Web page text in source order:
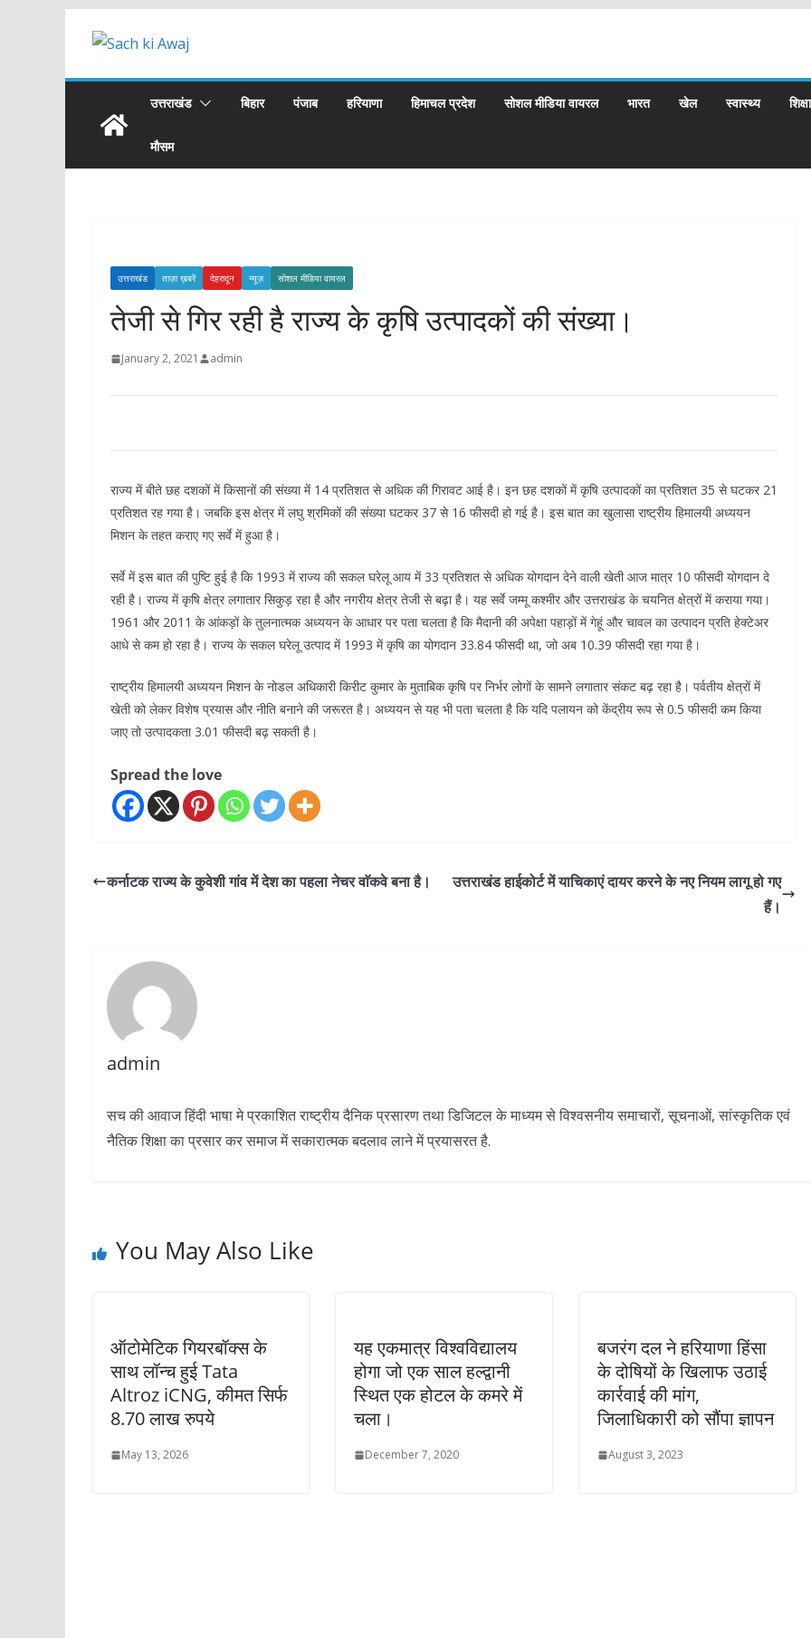
उत्तराखंड बिहार पंजाब हरियाणा हिमाचल प्रदेश सोशल मीडिया वायरल भारत खेल स्वास्थ्य शिक्षा
मौसम
उत्तराखंड ताज़ा ख़बरें देहरादून न्यूज़ सोशल मीडिया वायरल
तेजी से गिर रही है राज्य के कृषि उत्पादकों की संख्या।
January 2, 2021 admin
राज्य में बीते छह दशकों में किसानों की संख्या में 14 प्रतिशत से अधिक की गिरावट आई है। इन छह दशकों में कृषि उत्पादकों का प्रतिशत 35 से घटकर 21
प्रतिशत रह गया है। जबकि इस क्षेत्र में लघु श्रमिकों की संख्या घटकर 37 से 16 फीसदी हो गई है। इस बात का खुलासा राष्ट्रीय हिमालयी अध्ययन
मिशन के तहत कराए गए सर्वे में हुआ है।
सर्वे में इस बात की पुष्टि हुई है कि 1993 में राज्य की सकल घरेलू आय में 33 प्रतिशत से अधिक योगदान देने वाली खेती आज मात्र 10 फीसदी योगदान दे
रही है। राज्य में कृषि क्षेत्र लगातार सिकुड़ रहा है और नगरीय क्षेत्र तेजी से बढ़ा है। यह सर्वे जम्मू कश्मीर और उत्तराखंड के चयनित क्षेत्रों में कराया गया।
1961 और 2011 के आंकड़ों के तुलनात्मक अध्ययन के आधार पर पता चलता है कि मैदानी की अपेक्षा पहाड़ों में गेहूं और चावल का उत्पादन प्रति हेक्टेअर
आधे से कम हो रहा है। राज्य के सकल घरेलू उत्पाद में 1993 में कृषि का योगदान 33.84 फीसदी था, जो अब 10.39 फीसदी रहा गया है।
राष्ट्रीय हिमालयी अध्ययन मिशन के नोडल अधिकारी किरीट कुमार के मुताबिक कृषि पर निर्भर लोगों के सामने लगातार संकट बढ़ रहा है। पर्वतीय क्षेत्रों में
खेती को लेकर विशेष प्रयास और नीति बनाने की जरूरत है। अध्ययन से यह भी पता चलता है कि यदि पलायन को केंद्रीय रूप से 0.5 फीसदी कम किया
जाए तो उत्पादकता 3.01 फीसदी बढ़ सकती है।
Spread the love
कर्नाटक राज्य के कुवेशी गांव में देश का पहला नेचर वाॅकवे बना है।
उत्तराखंड हाईकोर्ट में याचिकाएं दायर करने के नए नियम लागू हो गए
हैं।
admin
सच की आवाज हिंदी भाषा मे प्रकाशित राष्ट्रीय दैनिक प्रसारण तथा डिजिटल के माध्यम से विश्वसनीय समाचारों, सूचनाओं, सांस्कृतिक एवं
नैतिक शिक्षा का प्रसार कर समाज में सकारात्मक बदलाव लाने में प्रयासरत है.
You May Also Like
ऑटोमेटिक गियरबॉक्स के
साथ लॉन्च हुई Tata
Altroz iCNG, कीमत सिर्फ
8.70 लाख रुपये
May 13, 2026
यह एकमात्र विश्वविद्यालय
होगा जो एक साल हल्द्वानी
स्थित एक होटल के कमरे में
चला।
December 7, 2020
बजरंग दल ने हरियाणा हिंसा
के दोषियों के खिलाफ उठाई
कार्रवाई की मांग,
जिलाधिकारी को सौंपा ज्ञापन
August 3, 2023